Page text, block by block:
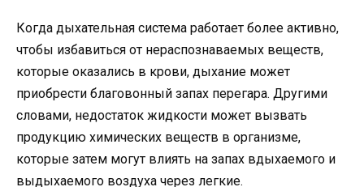
Когда дыхательная система работает более активно,
чтобы избавиться от нераспознаваемых веществ,
которые оказались в крови, дыхание может
приобрести благовонный запах перегара. Другими
словами, недостаток жидкости может вызвать
продукцию химических веществ в организме,
которые затем могут влиять на запах вдыхаемого и
выдыхаемого воздуха через легкие.